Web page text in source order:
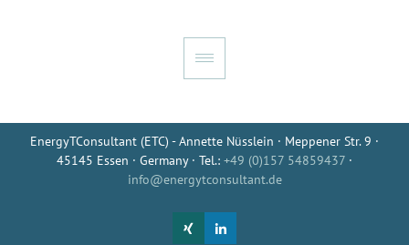
EnergyTConsultant (ETC) - Annette Nüsslein · Meppener Str. 9 ·
45145 Essen · Germany · Tel.: +49 (0)157 54859437 ·
info@energytconsultant.de